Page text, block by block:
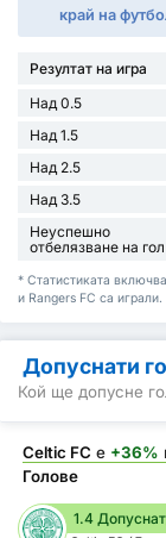
край на
Резултат на игра
Над 0.5
Над 1.5
Над 2.5
Над 3.5
Неуспешно
отбелязване на гол
* Статистиката
и Rangers FC са играли.
Допуснати
Кой ще допусне
Celtic FC е +36%
Голове
1.4